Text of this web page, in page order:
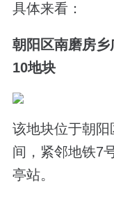
具体来看：
朝阳区南磨房
10地块
该地块位于朝阳
间，紧邻地铁7
亭站。